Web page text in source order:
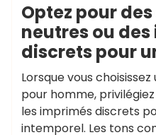
Optez pour
neutres ou
discrets pour
Lorsque vous
pour homme,
les imprimés discrets
intemporel. Les tons